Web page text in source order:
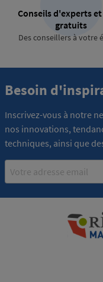
Conseils d'experts
gratuits
Des conseillers à votre
Besoin
Inscrivez-vous à notre
nos innovations,
techniques, ainsi que
Email